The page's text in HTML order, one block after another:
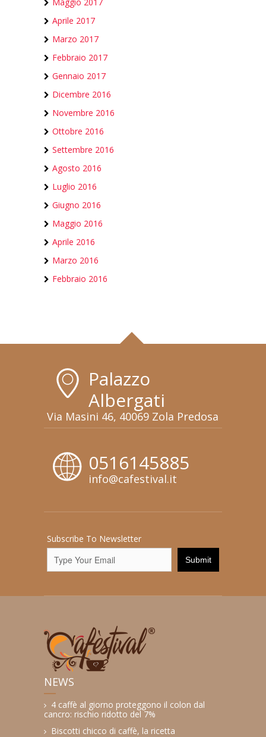
Aprile 2017
Marzo 2017
Febbraio 2017
Gennaio 2017
Dicembre 2016
Novembre 2016
Ottobre 2016
Settembre 2016
Agosto 2016
Luglio 2016
Giugno 2016
Maggio 2016
Aprile 2016
Marzo 2016
Febbraio 2016
Palazzo
Albergati
Via Masini 46, 40069 Zola Predosa
0516145885
info@cafestival.it
Subscribe To Newsletter
NEWS
4 caffè al giorno proteggono il colon dal
cancro: rischio ridotto del 7%
Biscotti chicco di caffè, la ricetta